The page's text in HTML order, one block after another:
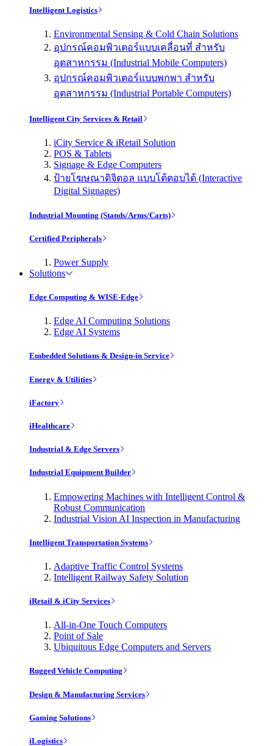
Intelligent Logistics
Environmental Sensing & Cold Chain Solutions
อุปกรณ์คอมพิวเตอร์แบบเคลื่อนที่ สำหรับ
อุตสาหกรรม (Industrial Mobile Computers)
อุปกรณ์คอมพิวเตอร์แบบพกพา สำหรับ
อุตสาหกรรม (Industrial Portable Computers)
Intelligent City Services & Retail
iCity Service & iRetail Solution
POS & Tablets
Signage & Edge Computers
ป้ายโฆษณาดิจิตอล แบบโต้ตอบได้ (Interactive
Digital Signages)
Industrial Mounting (Stands/Arms/Carts)
Certified Peripherals
Power Supply
Solutions
Edge Computing & WISE-Edge
Edge AI Computing Solutions
Edge AI Systems
Embedded Solutions & Design-in Service
Energy & Utilities
iFactory
iHealthcare
Industrial & Edge Servers
Industrial Equipment Builder
Empowering Machines with Intelligent Control &
Robust Communication
Industrial Vision AI Inspection in Manufacturing
Intelligent Transportation Systems
Adaptive Traffic Control Systems
Intelligent Railway Safety Solution
iRetail & iCity Services
All-in-One Touch Computers
Point of Sale
Ubiquitous Edge Computers and Servers
Rugged Vehicle Computing
Design & Manufacturing Services
Gaming Solutions
iLogistics